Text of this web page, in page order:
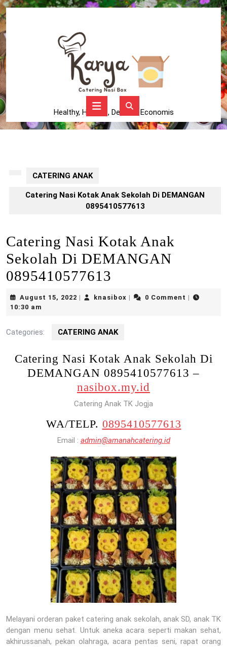
Skip
to
content
Healthy, Higienis, Delicius, Economis
Button
CATERING ANAK
Catering Nasi Kotak Anak Sekolah Di DEMANGAN
0895410577613
Catering Nasi Kotak Anak
Sekolah Di DEMANGAN
0895410577613
August 15, 2022 Augustknasibox knasibox0 Comment
10:30 am
Categories: CATERING ANAK
Catering Nasi Kotak Anak Sekolah Di
DEMANGAN 0895410577613 –
nasibox.my.id
Catering Anak TK Jogja
WA/TELP. 0895410577613
Email : admin@amanahcatering.id
Melayani orderan paket catering anak sekolah, anak SD, anak TK
dengan menu sehat. Untuk aneka acara seperti makan sehat,
akhirussanah, pekan olahraga, acara pentas seni, rapat orang